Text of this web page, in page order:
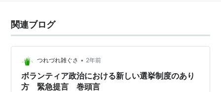
関連ブログ
つれづれ雑ぐさ • 2年前
ボランティア政治における新しい選挙制度のあり
方 緊急提言 巻頭言